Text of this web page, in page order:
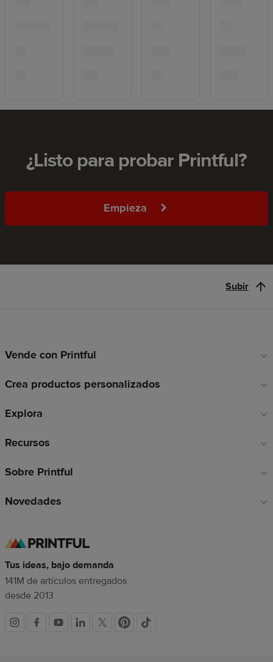
¿Listo para probar Printful?
Empieza
Subir
Enlaces
pie
página
Vende con Printful
Crea productos personalizados
Explora
Recursos
Sobre Printful
Novedades
Tus ideas, bajo demanda
141M de artículos entregados
desde 2013
Redes